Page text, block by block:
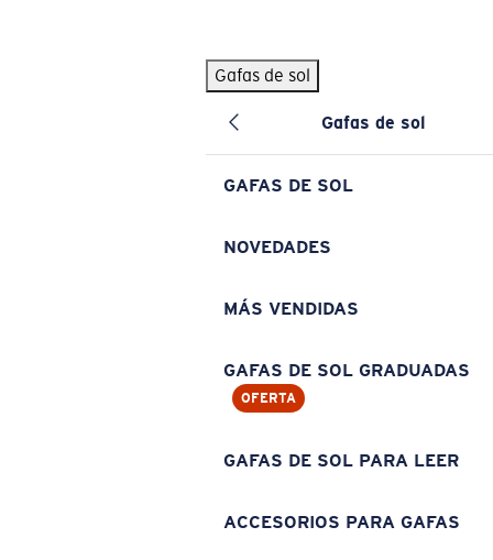
Gafas de sol
Gafas de sol
GAFAS DE SOL
NOVEDADES
MÁS VENDIDAS
GAFAS DE SOL GRADUADAS
OFERTA
GAFAS DE SOL PARA LEER
ACCESORIOS PARA GAFAS
BÚSQUEDAS POPULARES
Pilothouse PRO Limited Edition Pack Exclusivo
Gafas de sol personalizadas
Los más vendidos de gafas de sol